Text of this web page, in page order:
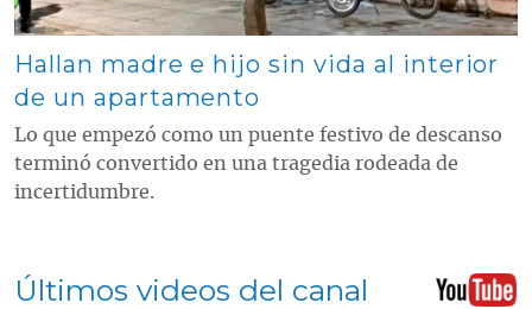
Hallan madre e hijo sin vida al interior
de un apartamento
Lo que empezó como un puente festivo de descanso
terminó convertido en una tragedia rodeada de
incertidumbre.
Últimos videos del canal